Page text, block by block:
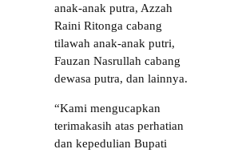
anak-anak putra, Azzah
Raini Ritonga cabang
tilawah anak-anak putri,
Fauzan Nasrullah cabang
dewasa putra, dan lainnya.
“Kami mengucapkan
terimakasih atas perhatian
dan kepedulian Bupati